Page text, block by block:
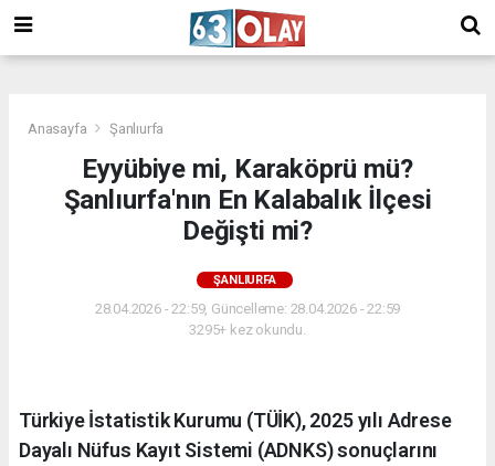
Anasayfa Şanlıurfa
Eyyübiye mi, Karaköprü mü?
Şanlıurfa'nın En Kalabalık İlçesi
Değişti mi?
ŞANLIURFA
28.04.2026 - 22:59, Güncelleme: 28.04.2026 - 22:59
3295+ kez okundu.
Türkiye İstatistik Kurumu (TÜİK), 2025 yılı Adrese
Dayalı Nüfus Kayıt Sistemi (ADNKS) sonuçlarını